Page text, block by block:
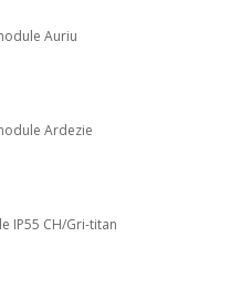
Auriu
Ardezie
IP55 CH/Gri-titan